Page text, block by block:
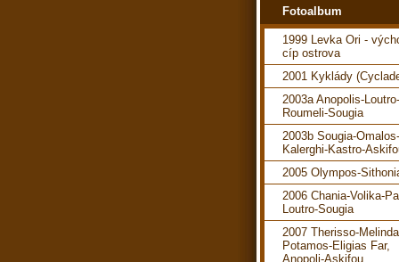
Fotoalbum
1999 Levka Ori -
cíp ostrova
2001 Kyklády
2003a Anopolis-
Roumeli-Sougia
2003b Sougia-Omalos-
Kalerghi-Kastro-
2005 Olympos-
2006 Chania-Volika-
Loutro-Sougia
2007 Therisso-
Potamos-Eligias Far,
Anopoli-Askifou